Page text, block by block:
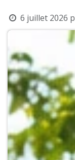
6 juillet 2026